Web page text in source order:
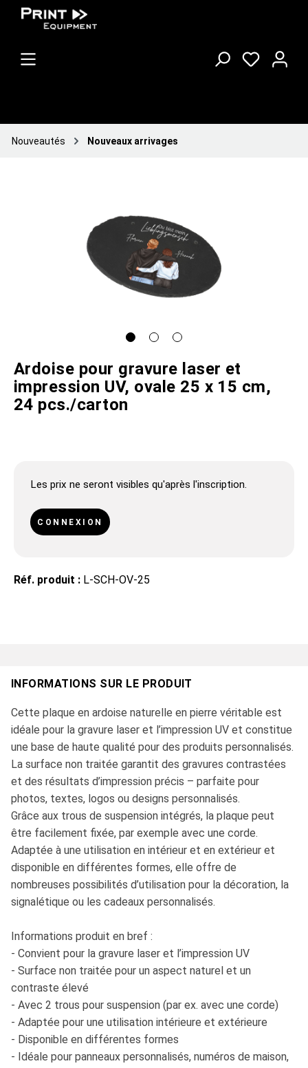
Nouveautés Nouveaux arrivages
Ardoise pour gravure laser et
impression UV, ovale 25 x 15 cm,
24 pcs./carton
Les prix ne seront visibles qu'après l'inscription.
CONNEXION
Réf. produit : L-SCH-OV-25
INFORMATIONS SUR LE PRODUIT
Cette plaque en ardoise naturelle en pierre véritable est
idéale pour la gravure laser et l’impression UV et constitue
une base de haute qualité pour des produits personnalisés.
La surface non traitée garantit des gravures contrastées
et des résultats d’impression précis – parfaite pour
photos, textes, logos ou designs personnalisés.
Grâce aux trous de suspension intégrés, la plaque peut
être facilement fixée, par exemple avec une corde.
Adaptée à une utilisation en intérieur et en extérieur et
disponible en différentes formes, elle offre de
nombreuses possibilités d’utilisation pour la décoration, la
signalétique ou les cadeaux personnalisés.
Informations produit en bref :
- Convient pour la gravure laser et l’impression UV
- Surface non traitée pour un aspect naturel et un
contraste élevé
- Avec 2 trous pour suspension (par ex. avec une corde)
- Adaptée pour une utilisation intérieure et extérieure
- Disponible en différentes formes
- Idéale pour panneaux personnalisés, numéros de maison,